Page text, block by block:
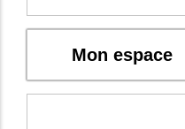
Mon espace